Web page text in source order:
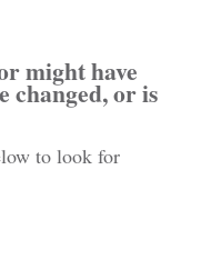
might have
changed, or is
to look for